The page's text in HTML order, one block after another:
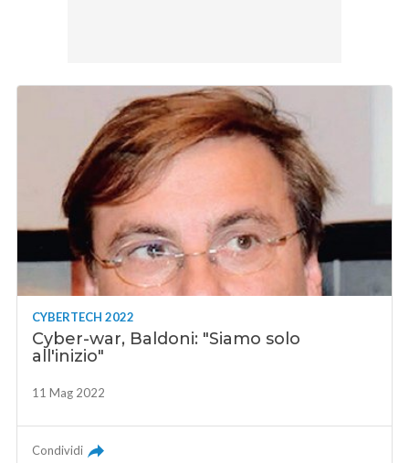
CYBERTECH 2022
Cyber-war, Baldoni: "Siamo solo
all'inizio"
11 Mag 2022
Condividi